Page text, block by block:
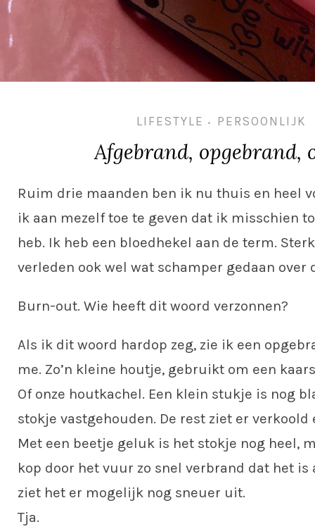
LIFESTYLE • PERSOONLIJK
Afgebrand, opgebrand,
Ruim drie maanden ben ik nu thuis en heel
ik aan mezelf toe te geven dat ik misschien
heb. Ik heb een bloedhekel aan de term.
verleden ook wel wat schamper gedaan over
Burn-out. Wie heeft dit woord verzonnen?
Als ik dit woord hardop zeg, zie ik een
me. Zo’n kleine houtje, gebruikt om een
Of onze houtkachel. Een klein stukje is nog
stokje vastgehouden. De rest ziet er
Met een beetje geluk is het stokje nog heel,
kop door het vuur zo snel verbrand dat het is
ziet het er mogelijk nog sneuer uit.
Tja.